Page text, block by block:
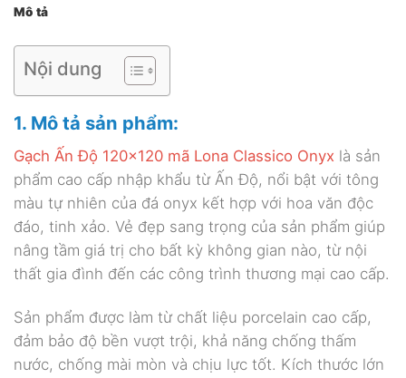
Mô tả
Nội dung
1. Mô tả sản phẩm:
Gạch Ấn Độ 120×120 mã Lona Classico Onyx là sản
phẩm cao cấp nhập khẩu từ Ấn Độ, nổi bật với tông
màu tự nhiên của đá onyx kết hợp với hoa văn độc
đáo, tinh xảo. Vẻ đẹp sang trọng của sản phẩm giúp
nâng tầm giá trị cho bất kỳ không gian nào, từ nội
thất gia đình đến các công trình thương mại cao cấp.
Sản phẩm được làm từ chất liệu porcelain cao cấp,
đảm bảo độ bền vượt trội, khả năng chống thấm
nước, chống mài mòn và chịu lực tốt. Kích thước lớn